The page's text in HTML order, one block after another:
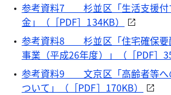
参考資料7 杉並区「生活支援付
金」（［PDF］134KB）
参考資料8 杉並区「住宅確保要
事業（平成26年度）」（［PDF］
参考資料9 文京区「高齢者等へ
ついて」（［PDF］170KB）